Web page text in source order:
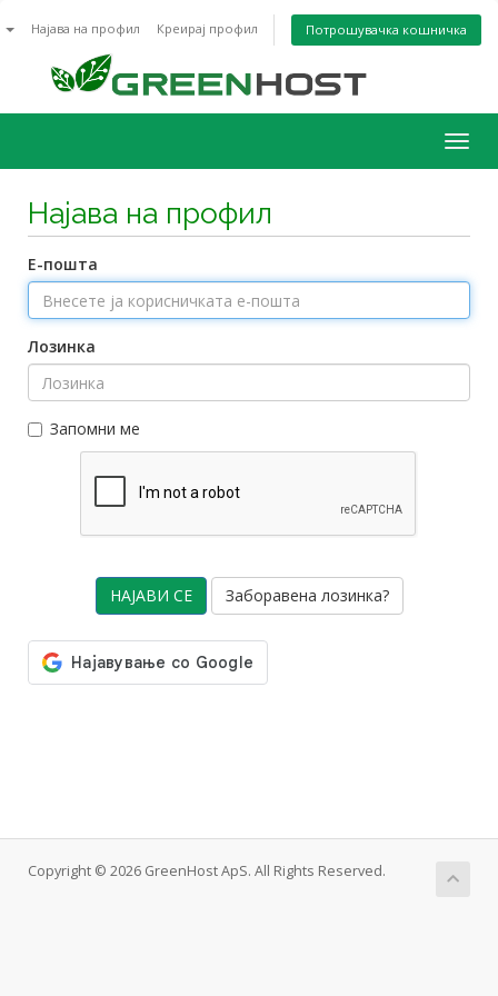
Најава на профил Креирај профил Потрошувачка кошничка
Најава на профил
Е-пошта
Лозинка
Запомни ме
Заборавена лозинка?
Copyright © 2026 GreenHost ApS. All Rights Reserved.